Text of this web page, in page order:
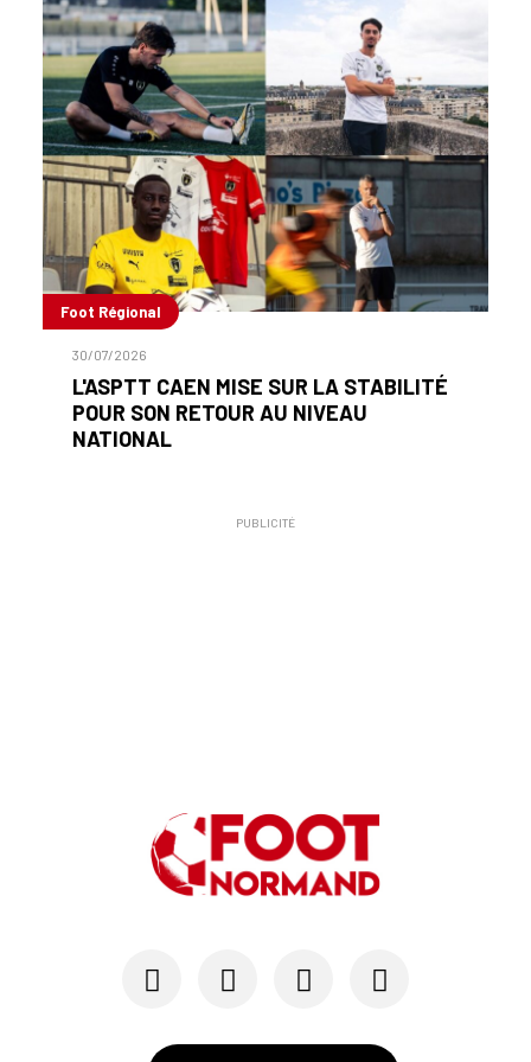
Foot Régional
30/07/2026
L'ASPTT CAEN MISE SUR LA STABILITÉ
POUR SON RETOUR AU NIVEAU
NATIONAL
PUBLICITÉ